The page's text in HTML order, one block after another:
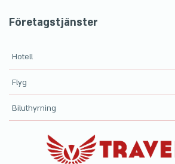
Företagstjänster
Hotell
Flyg
Biluthyrning